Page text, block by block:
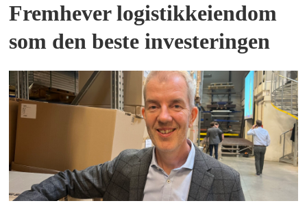
Fremhever logistikkeiendom
som den beste investeringen